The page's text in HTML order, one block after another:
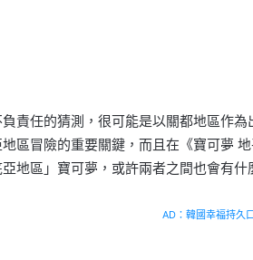
責任的猜測，很可能是以關都地區作
區冒險的重要關鍵，而且在《寶可夢
地區」寶可夢，或許兩者之間也會有什
AD：韓國幸福持久